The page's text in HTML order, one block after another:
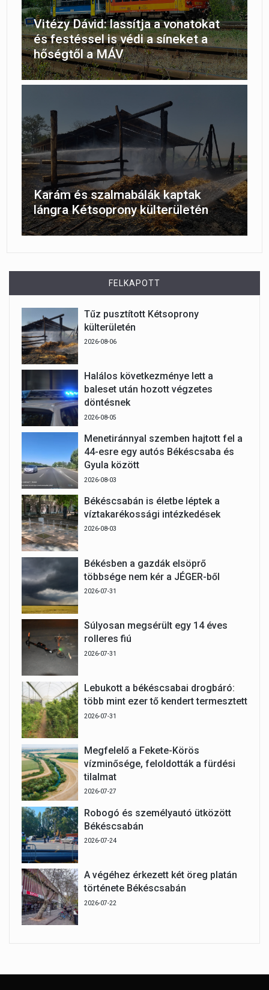
Vitézy Dávid: lassítja a vonatokat
és festéssel is védi a síneket a
hőségtől a MÁV
Karám és szalmabálák kaptak
lángra Kétsoprony külterületén
FELKAPOTT
Tűz pusztított Kétsoprony
külterületén
2026-08-06
Halálos következménye lett a
baleset után hozott végzetes
döntésnek
2026-08-05
Menetiránnyal szemben hajtott fel a
44-esre egy autós Békéscsaba és
Gyula között
2026-08-03
Békéscsabán is életbe léptek a
víztakarékossági intézkedések
2026-08-03
Békésben a gazdák elsöprő
többsége nem kér a JÉGER-ből
2026-07-31
Súlyosan megsérült egy 14 éves
rolleres fiú
2026-07-31
Lebukott a békéscsabai drogbáró:
több mint ezer tő kendert termesztett
2026-07-31
Megfelelő a Fekete-Körös
vízminősége, feloldották a fürdési
tilalmat
2026-07-27
Robogó és személyautó ütközött
Békéscsabán
2026-07-24
A végéhez érkezett két öreg platán
története Békéscsabán
2026-07-22